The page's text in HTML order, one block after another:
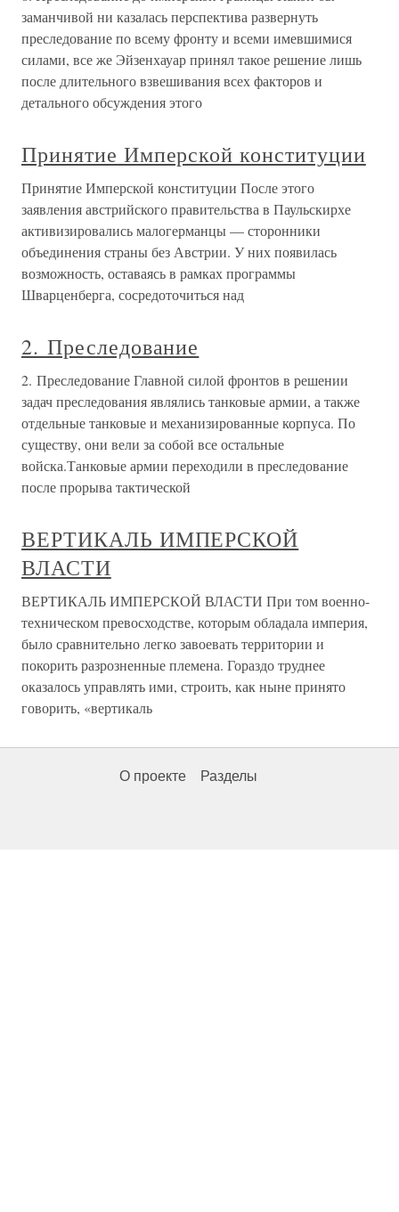
заманчивой ни казалась перспектива развернуть
преследование по всему фронту и всеми имевшимися
силами, все же Эйзенхауар принял такое решение лишь
после длительного взвешивания всех факторов и
детального обсуждения этого
Принятие Имперской конституции
Принятие Имперской конституции После этого
заявления австрийского правительства в Паульскирхе
активизировались малогерманцы — сторонники
объединения страны без Австрии. У них появилась
возможность, оставаясь в рамках программы
Шварценберга, сосредоточиться над
2. Преследование
2. Преследование Главной силой фронтов в решении
задач преследования являлись танковые армии, а также
отдельные танковые и механизированные корпуса. По
существу, они вели за собой все остальные
войска.Танковые армии переходили в преследование
после прорыва тактической
ВЕРТИКАЛЬ ИМПЕРСКОЙ
ВЛАСТИ
ВЕРТИКАЛЬ ИМПЕРСКОЙ ВЛАСТИ При том военно-
техническом превосходстве, которым обладала империя,
было сравнительно легко завоевать территории и
покорить разрозненные племена. Гораздо труднее
оказалось управлять ими, строить, как ныне принято
говорить, «вертикаль
О проекте Разделы